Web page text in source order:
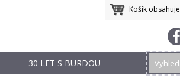
Košík obsahuje
30 LET S BURDOU